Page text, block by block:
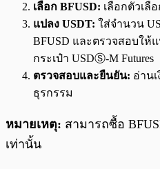
เลือก BFUSD: เลือกตัวเลือ
แปลง USDT: ใส่จำนวน
BFUSD และตรวจสอบให้
กระเป๋า USDⓈ-M Futures
ตรวจสอบและยืนยัน: อ่าน
ธุรกรรม
หมายเหตุ: สามารถซื้อ
เท่านั้น